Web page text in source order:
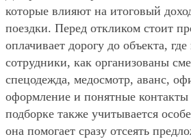
которые влияют на итоговый
поездки. Перед откликом стоит
оплачивает дорогу до объекта,
сотрудники, как организованы
спецодежда, медосмотр, аванс,
оформление и понятные контакты
подборке также учитывается
она помогает сразу отсеять